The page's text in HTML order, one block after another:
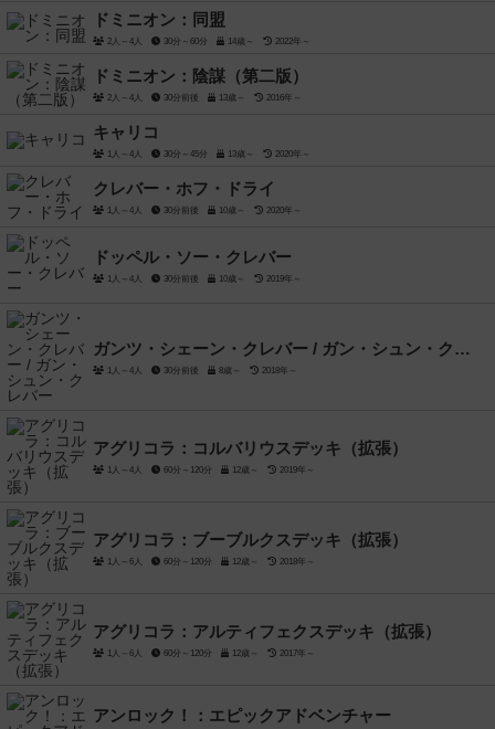
ドミニオン：同盟
2人～4人 30分～60分 14歳～ 2022年～
ドミニオン：陰謀（第二版）
2人～4人 30分前後 13歳～ 2016年～
キャリコ
1人～4人 30分～45分 13歳～ 2020年～
クレバー・ホフ・ドライ
1人～4人 30分前後 10歳～ 2020年～
ドッペル・ソー・クレバー
1人～4人 30分前後 10歳～ 2019年～
ガンツ・シェーン・クレバー / ガン・シュン・クレバー
1人～4人 30分前後 8歳～ 2018年～
アグリコラ：コルバリウスデッキ（拡張）
1人～4人 60分～120分 12歳～ 2019年～
アグリコラ：ブーブルクスデッキ（拡張）
1人～6人 60分～120分 12歳～ 2018年～
アグリコラ：アルティフェクスデッキ（拡張）
1人～6人 60分～120分 12歳～ 2017年～
アンロック！：エピックアドベンチャー